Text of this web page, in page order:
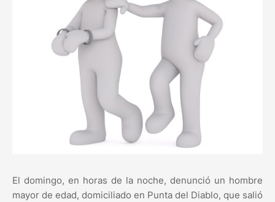
El domingo, en horas de la noche, denunció un hombre
mayor de edad, domiciliado en Punta del Diablo, que salió